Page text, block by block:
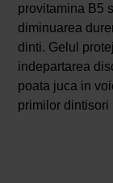
provitamina B5
diminuarea
dinti. Gelul
indepartarea
poata juca in
primilor dintisori